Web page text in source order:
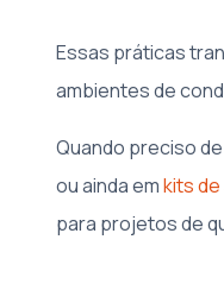
Essas práticas
ambientes de
Quando preciso
ou ainda emkits
para projetos de